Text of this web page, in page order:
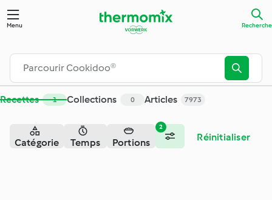
Menu Recherche
Recettes 1 Collections 0 Articles 7973
2
Catégorie Temps Portions Réinitialiser